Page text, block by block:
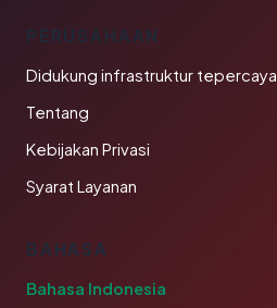
PERUSAHAAN
Didukung infrastruktur tepercaya
Tentang
Kebijakan Privasi
Syarat Layanan
BAHASA
Bahasa Indonesia